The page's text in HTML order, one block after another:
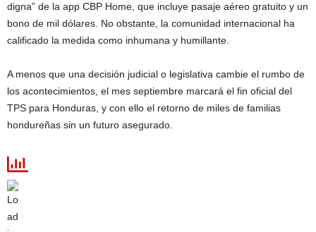
digna” de la app CBP Home, que incluye pasaje aéreo gratuito y un
bono de mil dólares. No obstante, la comunidad internacional ha
calificado la medida como inhumana y humillante.
A menos que una decisión judicial o legislativa cambie el rumbo de
los acontecimientos, el mes septiembre marcará el fin oficial del
TPS para Honduras, y con ello el retorno de miles de familias
hondureñas sin un futuro asegurado.